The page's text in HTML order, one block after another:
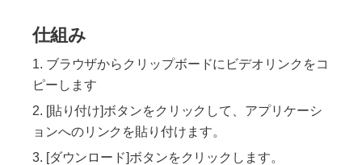
仕組み
ブラウザからクリップボードにビデオリンクをコ
ピーします
[貼り付け]ボタンをクリックして、アプリケーシ
ョンへのリンクを貼り付けます。
[ダウンロード]ボタンをクリックします。